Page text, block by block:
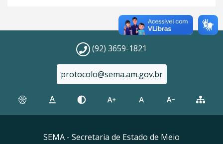
(92) 3659-1821
protocolo@sema.am.gov.br
SEMA - Secretaria de Estado de Meio